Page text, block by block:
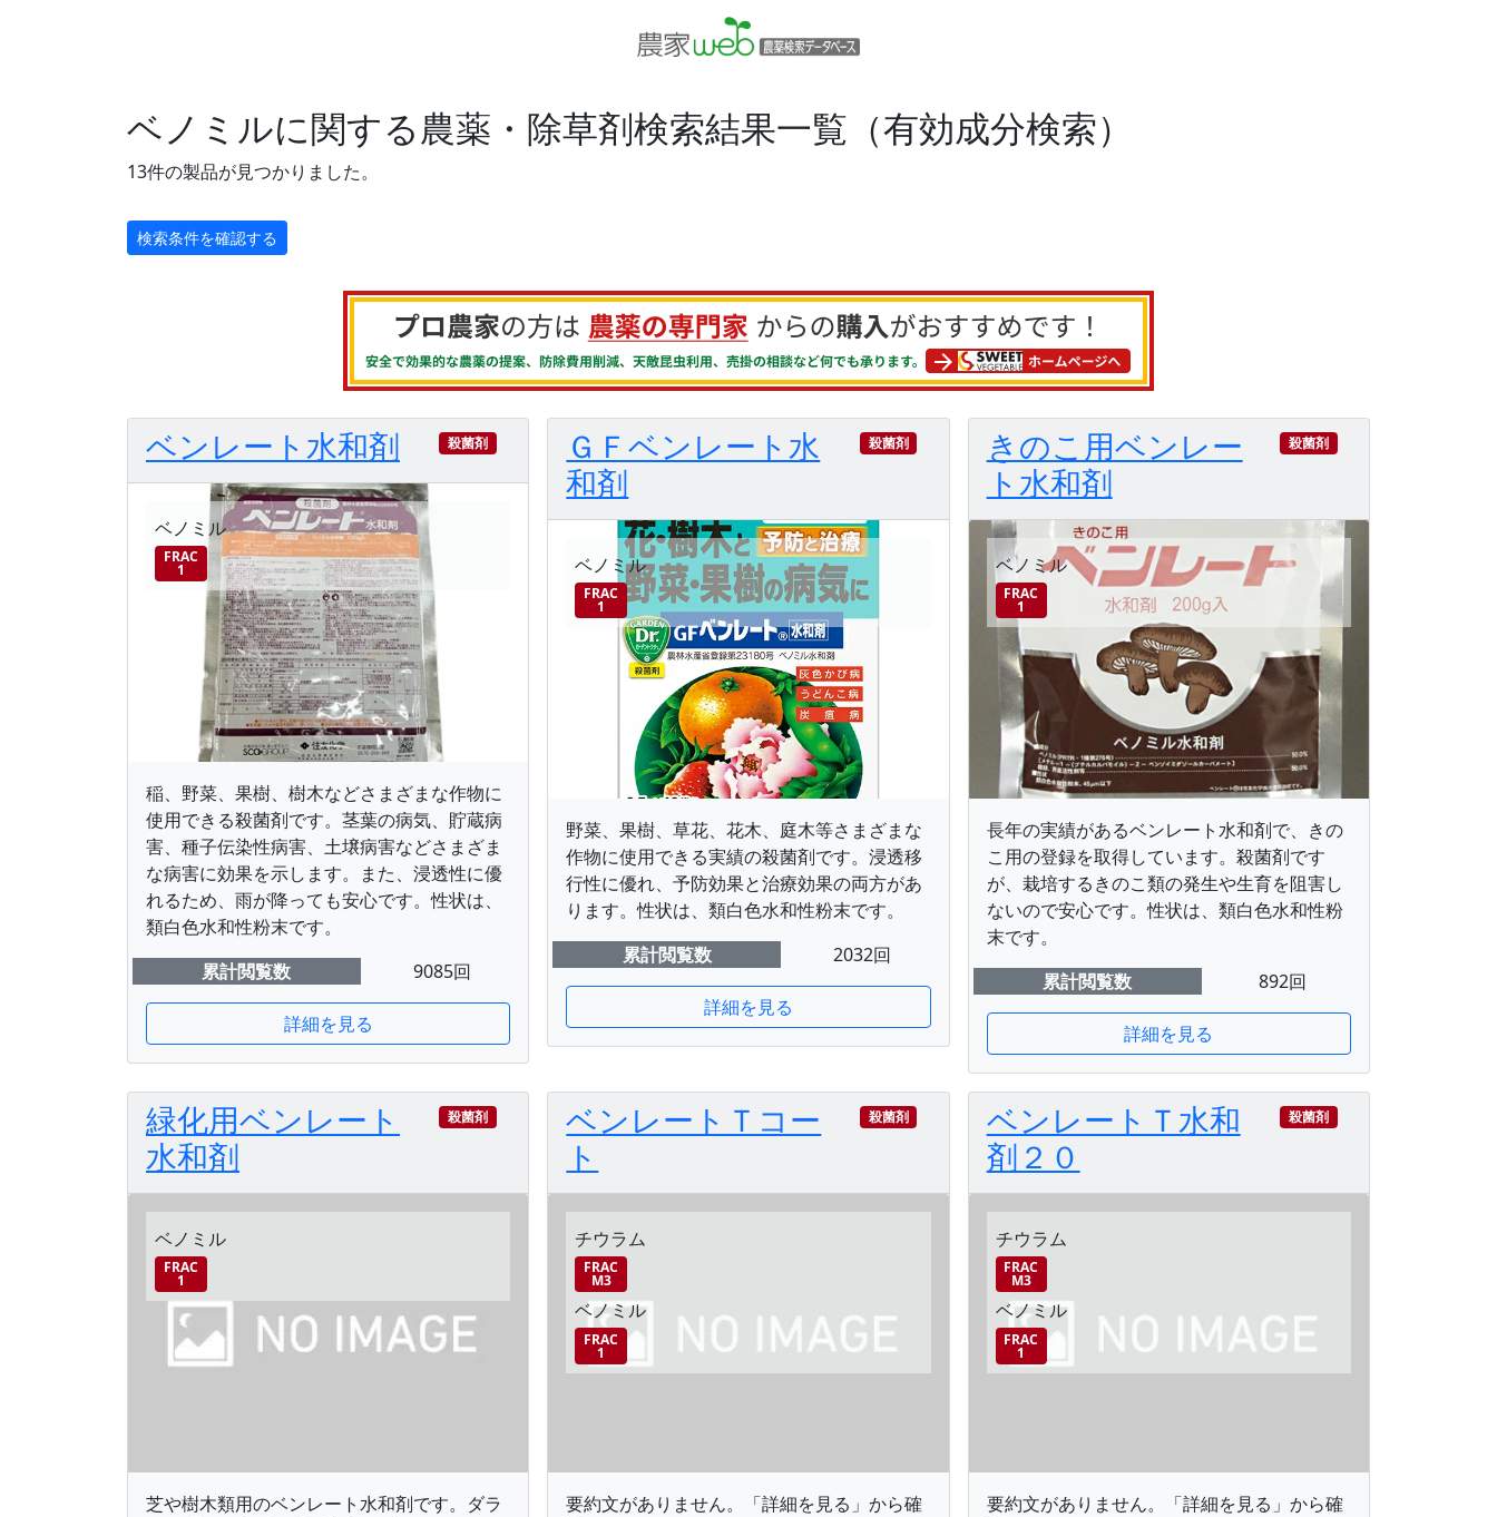
ベノミルに関する農薬・除草剤検索結果一覧（有効成分検索）
13件の製品が見つかりました。
検索条件を確認する
ベンレート水和剤 殺菌剤
ベノミル
FRAC
1
稲、野菜、果樹、樹木などさまざまな作物に
使用できる殺菌剤です。茎葉の病気、貯蔵病
害、種子伝染性病害、土壌病害などさまざま
な病害に効果を示します。また、浸透性に優
れるため、雨が降っても安心です。性状は、
類白色水和性粉末です。
累計閲覧数
9085回
詳細を見る
ＧＦベンレート水
和剤
殺菌剤
ベノミル
FRAC
1
野菜、果樹、草花、花木、庭木等さまざまな
作物に使用できる実績の殺菌剤です。浸透移
行性に優れ、予防効果と治療効果の両方があ
ります。性状は、類白色水和性粉末です。
累計閲覧数
2032回
詳細を見る
きのこ用ベンレー
ト水和剤
殺菌剤
ベノミル
FRAC
1
長年の実績があるベンレート水和剤で、きの
こ用の登録を取得しています。殺菌剤です
が、栽培するきのこ類の発生や生育を阻害し
ないので安心です。性状は、類白色水和性粉
末です。
累計閲覧数
892回
詳細を見る
緑化用ベンレート
水和剤
殺菌剤
ベノミル
FRAC
1
芝や樹木類用のベンレート水和剤です。ダラ
ベンレートＴコー
ト
殺菌剤
チウラム
FRAC
M3
ベノミル
FRAC
1
要約文がありません。「詳細を見る」から確
ベンレートＴ水和
剤２０
殺菌剤
チウラム
FRAC
M3
ベノミル
FRAC
1
要約文がありません。「詳細を見る」から確